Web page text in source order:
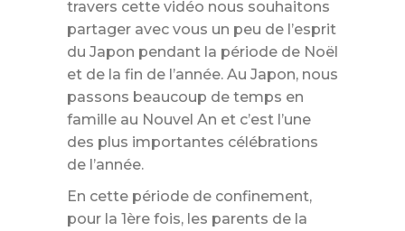
travers cette vidéo nous souhaitons
partager avec vous un peu de l’esprit
du Japon pendant la période de Noël
et de la fin de l’année. Au Japon, nous
passons beaucoup de temps en
famille au Nouvel An et c’est l’une
des plus importantes célébrations
de l’année.
En cette période de confinement,
pour la 1ère fois, les parents de la